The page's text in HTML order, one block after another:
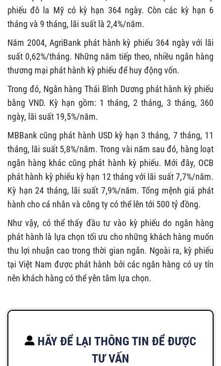
phiếu đô la Mỹ có kỳ hạn 364 ngày. Còn các kỳ hạn 6
tháng và 9 tháng, lãi suất là 2,4%/năm.
Năm 2004, AgriBank phát hành kỳ phiếu 364 ngày với lãi
suất 0,62%/tháng. Những năm tiếp theo, nhiều ngân hàng
thương mại phát hành kỳ phiếu để huy động vốn.
Trong đó, Ngân hàng Thái Bình Dương phát hành kỳ phiếu
bằng VND. Kỳ hạn gồm: 1 tháng, 2 tháng, 3 tháng, 360
ngày, lãi suất 19,5%/năm.
MBBank cũng phát hành USD kỳ hạn 3 tháng, 7 tháng, 11
tháng, lãi suất 5,8%/năm. Trong vài năm sau đó, hàng loạt
ngân hàng khác cũng phát hành kỳ phiếu. Mới đây, OCB
phát hành kỳ phiếu kỳ hạn 12 tháng với lãi suất 7,7%/năm.
Kỳ hạn 24 tháng, lãi suất 7,9%/năm. Tổng mệnh giá phát
hành cho cá nhân và công ty có thể lên tới 500 tỷ đồng.
Như vậy, có thể thấy đầu tư vào kỳ phiếu do ngân hàng
phát hành là lựa chọn tối ưu cho những khách hàng muốn
thu lợi nhuận cao trong thời gian ngắn. Ngoài ra, kỳ phiếu
tại Việt Nam được phát hành bởi các ngân hàng có uy tín
nên khách hàng có thể yên tâm lựa chọn.
HÃY ĐỂ LẠI THÔNG TIN ĐỂ ĐƯỢC
TƯ VẤN